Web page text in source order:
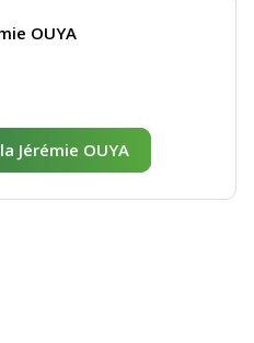
OUYA
Jérémie OUYA